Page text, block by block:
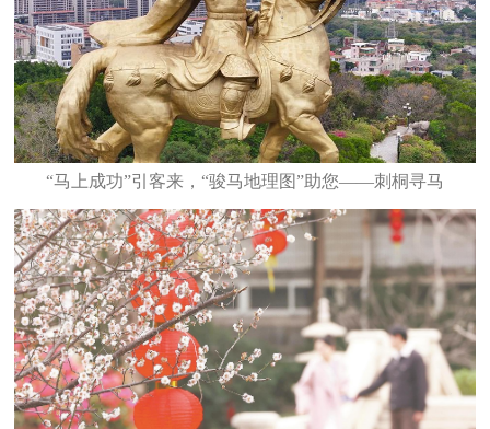
“马上成功”引客来，“骏马地理图”助您——刺桐寻马